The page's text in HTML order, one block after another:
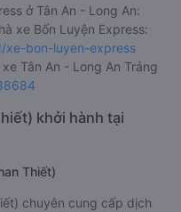
ở Tân An - Long An:
xe Bốn Luyện Express:
xe-bon-luyen-express
Tân An - Long An Trảng
khởi hành tại
Thiết)
chuyên cung cấp dịch